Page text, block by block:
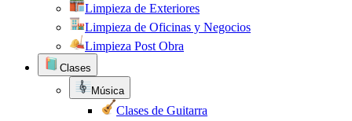
Limpieza de Exteriores
Limpieza de Oficinas y Negocios
Limpieza Post Obra
Clases
Música
Clases de Guitarra